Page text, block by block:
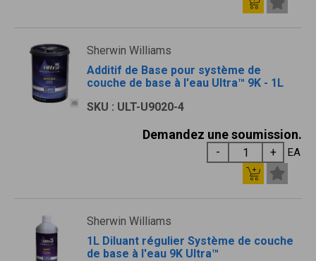
Sherwin Williams
Additif de Base pour système de
couche de base à l'eau Ultra™ 9K - 1L
SKU : ULT-U9020-4
Demandez une soumission.
EA
Sherwin Williams
1L Diluant régulier Système de couche
de base à l'eau 9K Ultra™